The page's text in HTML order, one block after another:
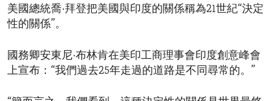
美國總統喬·拜登把美國與印度的關係稱為21世紀“決定
性的關係”。
國務卿安東尼·布林肯在美印工商理事會印度創意峰會
上宣布：“我們過去25年走過的道路是不同尋常的。”